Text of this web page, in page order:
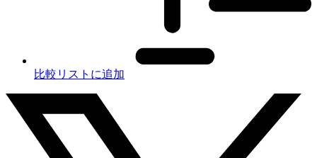
比較リストに追加